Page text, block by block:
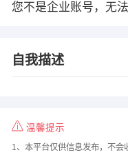
您不是企业账号，无
自我描述
温馨提示
1、本平台仅供信息发布，不会